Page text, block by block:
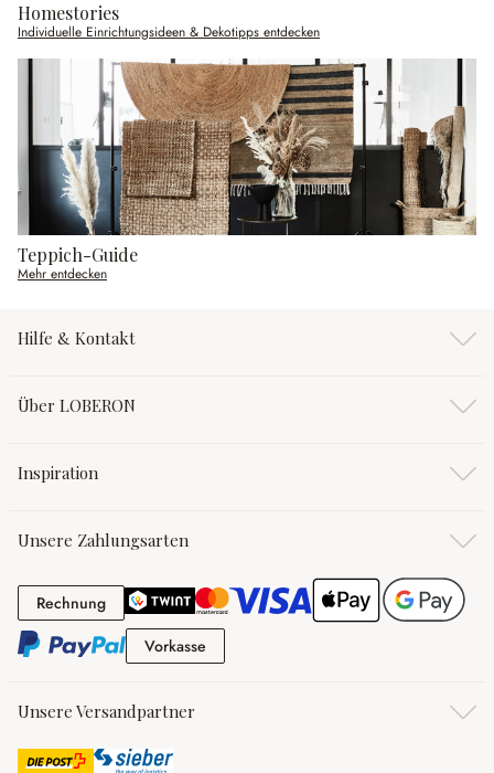
Homestories
Individuelle Einrichtungsideen & Dekotipps entdecken
Teppich-Guide
Mehr entdecken
Hilfe & Kontakt
Über LOBERON
Inspiration
Unsere Zahlungsarten
RechnungRechnung
Vorkasse
Unsere Versandpartner